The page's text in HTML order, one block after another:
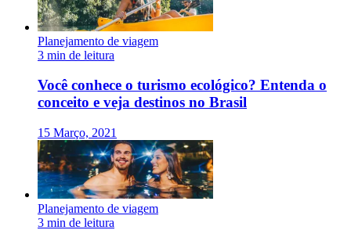
Planejamento de viagem
3 min de leitura
Você conhece o turismo ecológico? Entenda o
conceito e veja destinos no Brasil
15 Março, 2021
Planejamento de viagem
3 min de leitura